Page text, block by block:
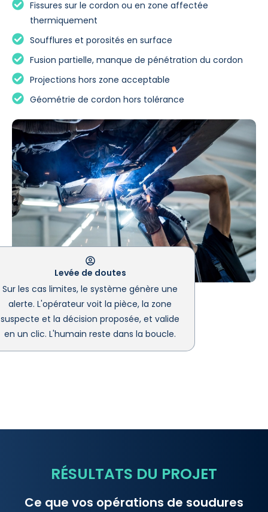
Fissures sur le cordon ou en zone affectée
thermiquement
Soufflures et porosités en surface
Fusion partielle, manque de pénétration du cordon
Projections hors zone acceptable
Géométrie de cordon hors tolérance
Levée de doutes
Sur les cas limites, le système génère une
alerte. L'opérateur voit la pièce, la zone
suspecte et la décision proposée, et valide
en un clic. L'humain reste dans la boucle.
RÉSULTATS DU PROJET
Ce que vos opérations de soudures